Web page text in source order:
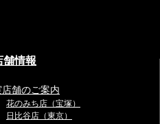
舗情報
店舗のご案内
花のみち店（宝塚）
日比谷店（東京）